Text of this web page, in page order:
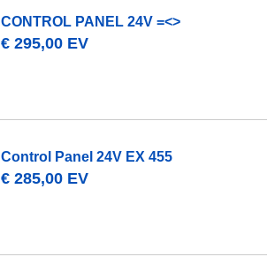
CONTROL PANEL 24V =<>
€ 295,00 EV
Control Panel 24V EX 455
€ 285,00 EV